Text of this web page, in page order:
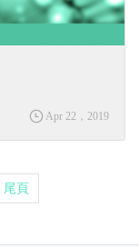
Apr 22，2019
尾頁